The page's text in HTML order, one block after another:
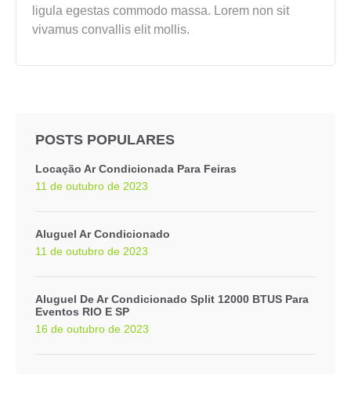
ligula egestas commodo massa. Lorem non sit
vivamus convallis elit mollis.
POSTS POPULARES
Locação Ar Condicionada Para Feiras
11 de outubro de 2023
Aluguel Ar Condicionado
11 de outubro de 2023
Aluguel De Ar Condicionado Split 12000 BTUS Para
Eventos RIO E SP
16 de outubro de 2023